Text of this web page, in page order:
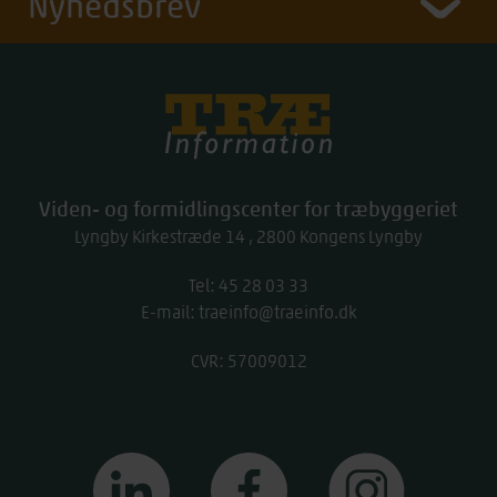
Viden- og formidlingscenter for træbyggeriet
Lyngby Kirkestræde 14 2800 Kongens Lyngby
Tel: work
45 28 03 33
E-mail: traeinfo@traeinfo.dk
CVR: 57009012
linkedin facebook